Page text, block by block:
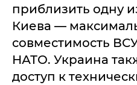
приблизить одну
Киева —
совместимость
НАТО. Украина
доступ к